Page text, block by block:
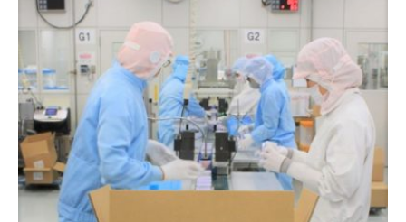
あしたの美肌 | 美容情報を発信・キレイをサポートするWebメデ
ィア